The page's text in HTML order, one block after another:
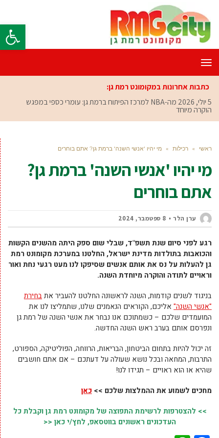
פתח
תפריט
כתבות אחרונות במקומונט רמת גן:
5 יולי, 2026
מה-NBA למרכז הפיתוח ברמת גן: עומרי כספי במפגש
הוקרה מיוחד
ראשי » רכילות » מי יהיו 'אנשי השנה' ברמת גן? אתם בוחרים
מי יהיו 'אנשי השנה' ברמת גן?
אתם בוחרים
ערן הלר 8 ספטמבר, 2024
רגע לפני סיום שנת תשפ"ד, שבלי שום ספק היתה מהשנים הקשות
והכואבות בתולדות מדינת ישראל, החלטנו במערכת מקומונט רמת
גן להעלות על נס את אותם אנשים שסיפקו לנו מעט רגעי נחת ואור
וראויים לתודה והוקרה מיוחדת השנה.
בניגוד לשנים קודמות, השנה לראשונה החלטנו להעביר אתבחירת
"אנשי השנה" אליכם, הקוראים הנאמנים שלנו, שתמליצו לנו את
המועמדים שלכם – כשמתוכם אנו נבחר את אנשי השנה של רמת גן
ונפרסם אותם בערב ראש השנה החדשה.
זה יכול להיות בתחום הביטחון, הבריאות, הרווחה, הפוליטיקה, הספורט,
התרבות, המחאה ובכל נושא שעולה על דעתכם – אם אתם חושבים
שהיא או הוא ראויים – תגידו לנו!
מחכים לשמוע את ההמלצות שלכם >> כאן
>> להצטרפות לרשימת התפוצה של מקומונט רמת גן וקבלת כל
העדכונים ראשונים בווטסאפ, לחץ/י כאן <<